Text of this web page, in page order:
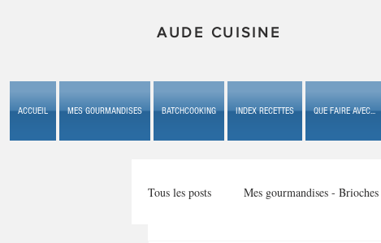
AUDE CUISINE
ACCUEIL MES GOURMANDISES BATCHCOOKING INDEX RECETTES QUE FAIRE AVEC...
Tous les posts Mes gourmandises -